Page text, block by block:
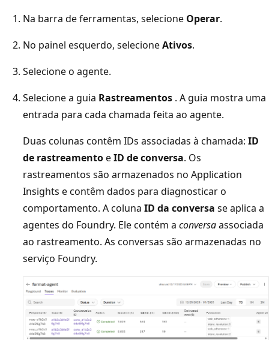
Na barra de ferramentas, selecione Operar.
No painel esquerdo, selecioneAtivos.
Selecione o agente.
Selecione a guia Rastreamentos . A guia mostra uma
entrada para cada chamada feita ao agente.
Duas colunas contêm IDs associadas à chamada: ID
de rastreamentoeID de conversa. Os
rastreamentos são armazenados no Application
Insights e contêm dados para diagnosticar o
comportamento. A coluna ID da conversa se aplica a
agentes do Foundry. Ele contém a conversaassociada
ao rastreamento. As conversas são armazenadas no
serviço Foundry.